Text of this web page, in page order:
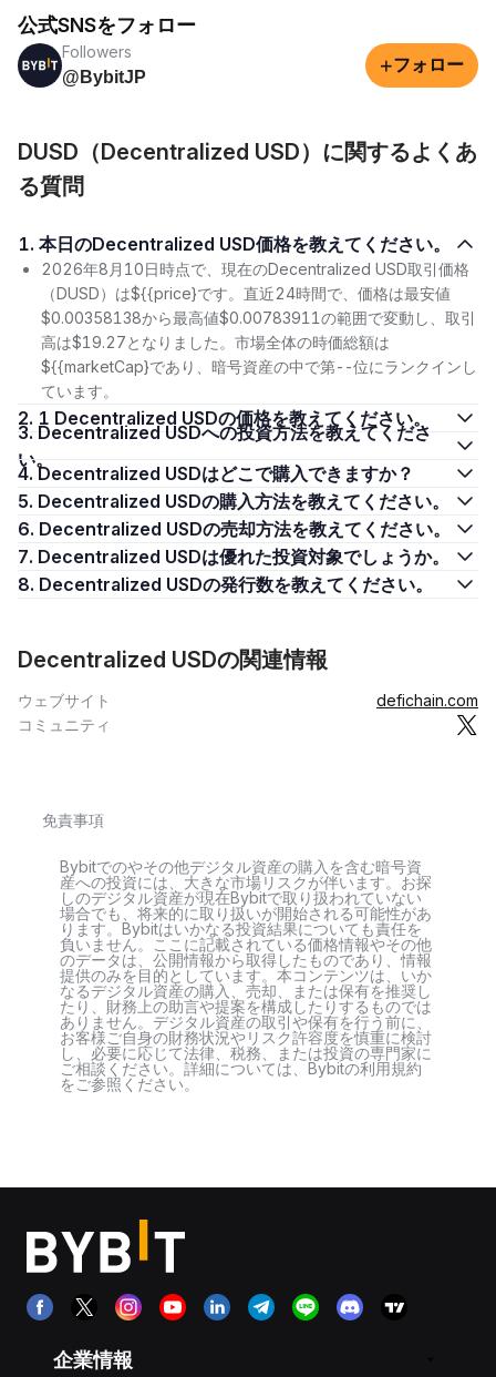
公式SNSをフォロー
Followers
@BybitJP
+フォロー
DUSD（Decentralized USD）に関するよくあ
る質問
1. 本日のDecentralized USD価格を教えてください。
2026年8月10日時点で、現在のDecentralized USD取引価格
（DUSD）は${{price}です。直近24時間で、価格は最安値
$0.00358138から最高値$0.00783911の範囲で変動し、取引
高は$19.27となりました。市場全体の時価総額は
${{marketCap}であり、暗号資産の中で第--位にランクインし
ています。
2. 1 Decentralized USDの価格を教えてください。
3. Decentralized USDへの投資方法を教えてくださ
い。
4. Decentralized USDはどこで購入できますか？
5. Decentralized USDの購入方法を教えてください。
6. Decentralized USDの売却方法を教えてください。
7. Decentralized USDは優れた投資対象でしょうか。
8. Decentralized USDの発行数を教えてください。
Decentralized USDの関連情報
ウェブサイト
defichain.com
コミュニティ
免責事項
Bybitでのやその他デジタル資産の購入を含む暗号資
産への投資には、大きな市場リスクが伴います。お探
しのデジタル資産が現在Bybitで取り扱われていない
場合でも、将来的に取り扱いが開始される可能性があ
ります。Bybitはいかなる投資結果についても責任を
負いません。ここに記載されている価格情報やその他
のデータは、公開情報から取得したものであり、情報
提供のみを目的としています。本コンテンツは、いか
なるデジタル資産の購入、売却、または保有を推奨し
たり、財務上の助言や提案を構成したりするものでは
ありません。デジタル資産の取引や保有を行う前に、
お客様ご自身の財務状況やリスク許容度を慎重に検討
し、必要に応じて法律、税務、または投資の専門家に
ご相談ください。詳細については、Bybitの利用規約
をご参照ください。
企業情報